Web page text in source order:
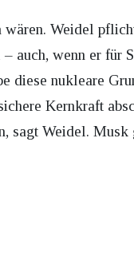
wären. Weidel
auch, wenn er für
diese nukleare
Kernkraft
sagt Weidel. Musk